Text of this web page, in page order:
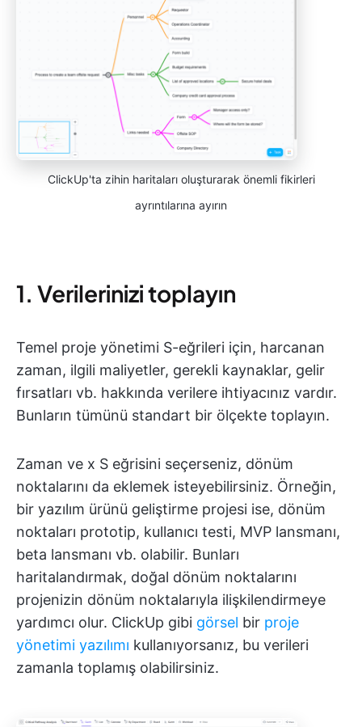
ClickUp'ta zihin haritaları oluşturarak önemli fikirleri
ayrıntılarına ayırın
1. Verilerinizi toplayın
Temel proje yönetimi S-eğrileri için, harcanan
zaman, ilgili maliyetler, gerekli kaynaklar, gelir
fırsatları vb. hakkında verilere ihtiyacınız vardır.
Bunların tümünü standart bir ölçekte toplayın.
Zaman ve x S eğrisini seçerseniz, dönüm
noktalarını da eklemek isteyebilirsiniz. Örneğin,
bir yazılım ürünü geliştirme projesi ise, dönüm
noktaları prototip, kullanıcı testi, MVP lansmanı,
beta lansmanı vb. olabilir. Bunları
haritalandırmak, doğal dönüm noktalarını
projenizin dönüm noktalarıyla ilişkilendirmeye
yardımcı olur. ClickUp gibi görsel bir proje
yönetimi yazılımı kullanıyorsanız, bu verileri
zamanla toplamış olabilirsiniz.